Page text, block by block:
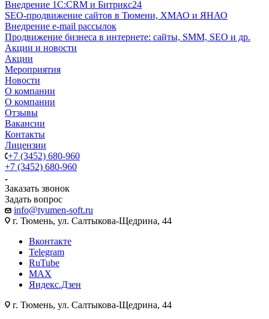
Внедрение 1C:CRM и Битрикс24
SEO-продвижение сайтов в Тюмени, ХМАО и ЯНАО
Внедрение e-mail рассылок
Продвижение бизнеса в интернете: сайты, SMM, SEO и др.
Акции и новости
Акции
Мероприятия
Новости
О компании
О компании
Отзывы
Вакансии
Контакты
Лицензии
+7 (3452) 680-960
+7 (3452) 680-960
Заказать звонок
Задать вопрос
info@tyumen-soft.ru
г. Тюмень, ул. Салтыкова-Щедрина, 44
Вконтакте
Telegram
RuTube
MAX
Яндекс.Дзен
г. Тюмень, ул. Салтыкова-Щедрина, 44